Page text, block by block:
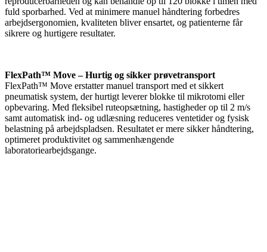
fuld sporbarhed. Ved at minimere manuel håndtering forbedres
arbejdsergonomien, kvaliteten bliver ensartet, og patienterne får
sikrere og hurtigere resultater.
FlexPath™ Move – Hurtig og sikker prøvetransport
FlexPath™ Move erstatter manuel transport med et sikkert
pneumatisk system, der hurtigt leverer blokke til mikrotomi eller
opbevaring. Med fleksibel ruteopsætning, hastigheder op til 2 m/s
samt automatisk ind- og udlæsning reduceres ventetider og fysisk
belastning på arbejdspladsen. Resultatet er mere sikker håndtering,
optimeret produktivitet og sammenhængende
laboratoriearbejdsgange.